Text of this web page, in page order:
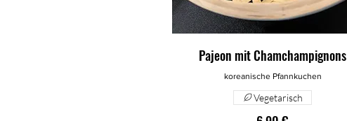
Pajeon mit Chamchampignons
koreanische Pfannkuchen
Vegetarisch